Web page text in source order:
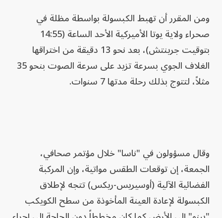
ومن المقرر أن تهبط الكبسولة بواسطة مظلة في
صحراء ولاية يوتا الأميركية الأحد الساعة (14:55
بتوقيت جرينتش)، بعد نحو 13 دقيقة من اختراقها
الغلاف الجوي بسرعة تزيد على سرعة الصوت بنحو 35
مثلاً، لتتوج بذلك رحلة مدتها 7 سنوات.
وقال مسؤولون في "ناسا" خلال مؤتمر صحافي،
الجمعة، إن توقعات الطقس مواتية، وإن المركبة
الفضائية الآلية (أوسيريس-ريكس) تتجه لإطلاق
الكبسولة لإعادة العينة المأخوذة من سطح الكويكب